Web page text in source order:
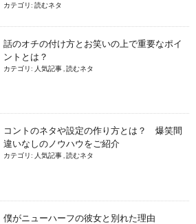
カテゴリ: 読むネタ
話のオチの付け方とお笑いの上で重要なポイ
ントとは？
カテゴリ: 人気記事 読むネタ
コントのネタや設定の作り方とは？ 爆笑間
違いなしのノウハウをご紹介
カテゴリ: 人気記事 読むネタ
僕がニューハーフの彼女と別れた理由